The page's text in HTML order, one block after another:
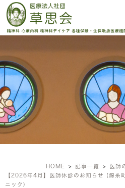
医師の休診
HOME 記事一覧
医師
【2026年4月】医師休診のお知らせ (錦糸
ニック)